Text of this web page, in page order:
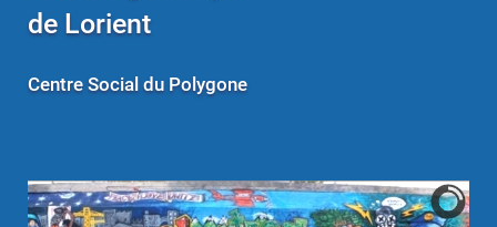
de Lorient
Centre Social du Polygone